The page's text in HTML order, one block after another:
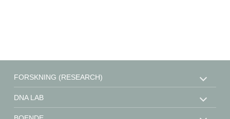
FORSKNING (RESEARCH)
DNA LAB